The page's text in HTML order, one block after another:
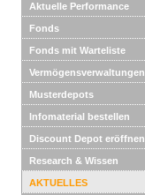
Aktuelle Performance
Fonds
Fonds mit Warteliste
Vermögensverwaltungen
Musterdepots
Infomaterial bestellen
Discount Depot eröffnen
Research & Wissen
AKTUELLES